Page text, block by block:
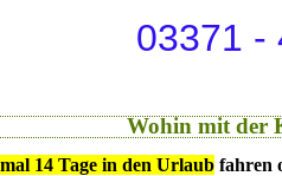
03371 -
Wohin mit der
14 Tage in den Urlaubfahren